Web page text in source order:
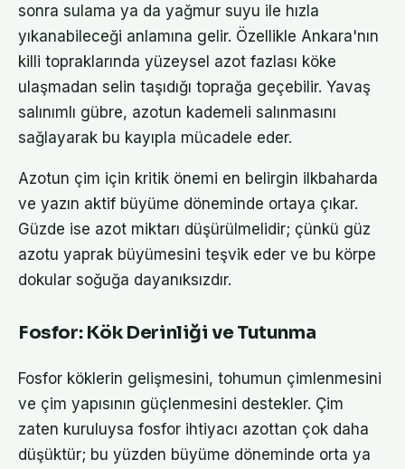
sonra sulama ya da yağmur suyu ile hızla
yıkanabileceği anlamına gelir. Özellikle Ankara'nın
killi topraklarında yüzeysel azot fazlası köke
ulaşmadan selin taşıdığı toprağa geçebilir. Yavaş
salınımlı gübre, azotun kademeli salınmasını
sağlayarak bu kayıpla mücadele eder.
Azotun çim için kritik önemi en belirgin ilkbaharda
ve yazın aktif büyüme döneminde ortaya çıkar.
Güzde ise azot miktarı düşürülmelidir; çünkü güz
azotu yaprak büyümesini teşvik eder ve bu körpe
dokular soğuğa dayanıksızdır.
Fosfor: Kök Derinliği ve Tutunma
Fosfor köklerin gelişmesini, tohumun çimlenmesini
ve çim yapısının güçlenmesini destekler. Çim
zaten kuruluysa fosfor ihtiyacı azottan çok daha
düşüktür; bu yüzden büyüme döneminde orta ya